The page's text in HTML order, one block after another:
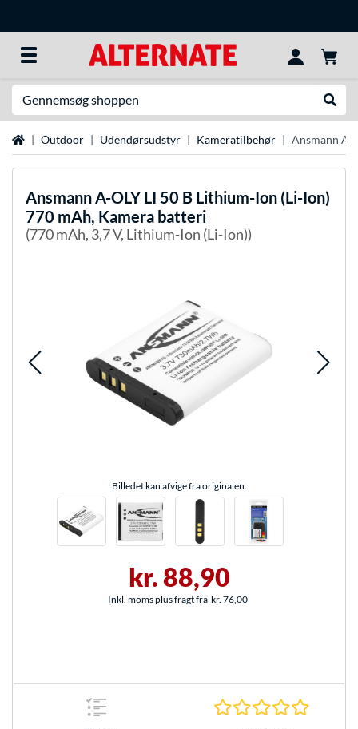
StartsideOutdoor Udendørsudstyr Kameratilbehør Ansmann A-
AnsmannA-OLY LI 50 B Lithium-Ion (Li-Ion)
770 mAh, Kamera batteri
(770 mAh, 3,7 V, Lithium-Ion (Li-Ion))
Billedet kan afvige fra originalen.
kr. 88,90
Inkl. moms plus fragt fra kr. 76,00